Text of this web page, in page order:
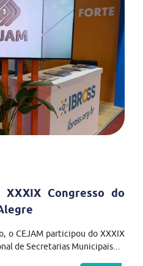
Congresso do
o CEJAM participou do XXXIX
de Secretarias Municipais...